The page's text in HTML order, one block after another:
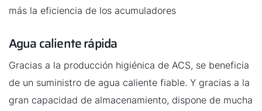
más la eficiencia de los acumuladores
Agua caliente rápida
Gracias a la producción higiénica de ACS, se beneficia
de un suministro de agua caliente fiable. Y gracias a la
gran capacidad de almacenamiento, dispone de mucha
Contacto de servicio
Línea de atención al cliente
Encontrar a tu experto